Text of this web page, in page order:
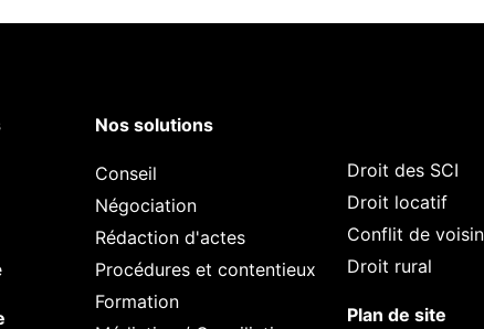
Nos solutions
Conseil
Négociation
Rédaction d'actes
Procédures et contentieux
Formation
Droit des SCI
Droit locatif
Conflit de
Droit rural
Plan de site